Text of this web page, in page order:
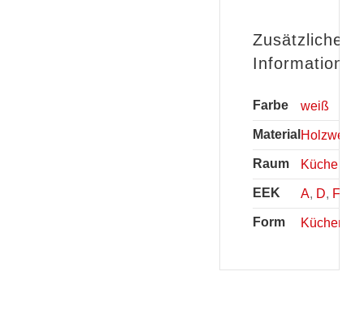
Zusätzliche
Informationen
Farbe weiß
Material
Raum Küche
EEK A, D, F
Form